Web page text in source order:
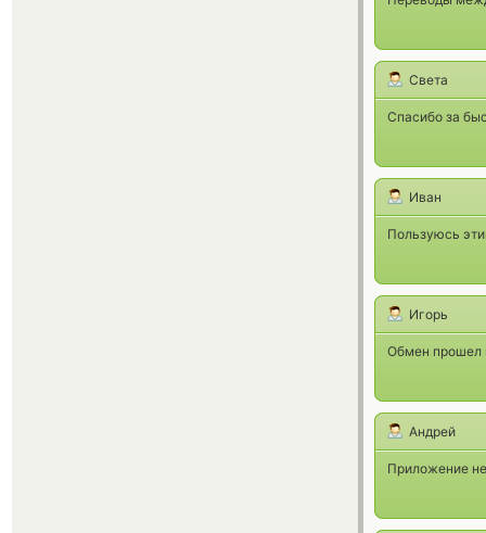
Света
Спасибо за
Иван
Пользуюсь
Игорь
Обмен прошел
Андрей
Приложение